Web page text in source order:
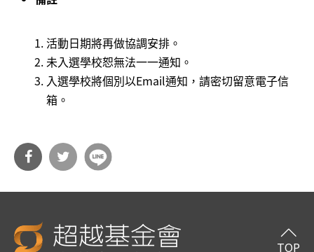
活動日期將再做協調安排。
未入選學校恕無法一一通知。
入選學校將個別以Email通知，請密切留意電子信
箱。
cebo
witt
TOP